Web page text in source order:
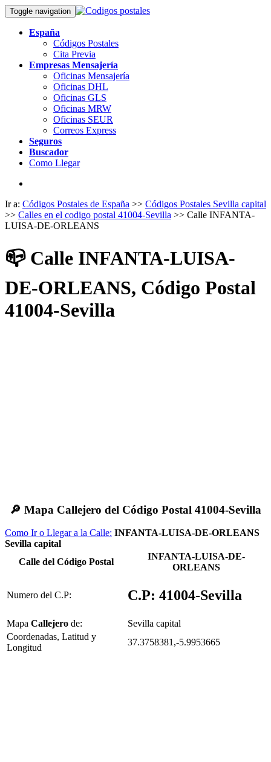
Toggle navigation
España
Códigos Postales
Cita Previa
Empresas Mensajería
Oficinas Mensajería
Oficinas DHL
Oficinas GLS
Oficinas MRW
Oficinas SEUR
Correos Express
Seguros
Buscador
Como Llegar
Ir a: Códigos Postales de España >> Códigos Postales Sevilla capital
>> Calles en el codigo postal 41004-Sevilla >> Calle INFANTA-
LUISA-DE-ORLEANS
📪 Calle INFANTA-LUISA-
DE-ORLEANS, Código Postal
41004-Sevilla
🔎 Mapa Callejero del Código Postal 41004-Sevilla
Como Ir o Llegar a la Calle: INFANTA-LUISA-DE-ORLEANS
Sevilla capital
Calle del Código Postal
INFANTA-LUISA-DE-
ORLEANS
Numero del C.P: C.P: 41004-Sevilla
Mapa Callejero de:
Sevilla capital
Coordenadas, Latitud y
Longitud
37.3758381,-5.9953665